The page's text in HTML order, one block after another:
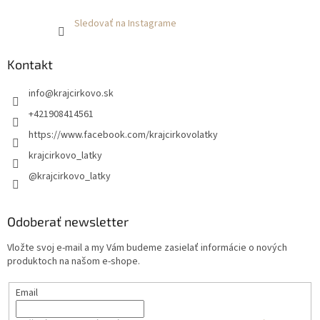
Sledovať na Instagrame
Kontakt
info@krajcirkovo.sk
+421908414561
https://www.facebook.com/krajcirkovolatky
krajcirkovo_latky
@krajcirkovo_latky
Odoberať newsletter
Vložte svoj e-mail a my Vám budeme zasielať informácie o nových
produktoch na našom e-shope.
Email